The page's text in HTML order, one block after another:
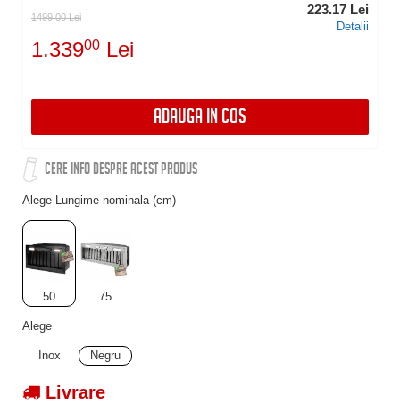
1499.00 Lei
1.33900 Lei
223.17 Lei
Detalii
ADAUGA IN COS
CERE INFO DESPRE ACEST PRODUS
Alege Lungime nominala (cm)
50 75
Alege
Inox Negru
Livrare